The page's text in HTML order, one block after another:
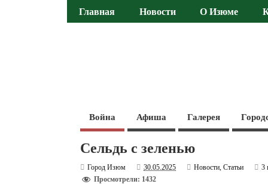
Главная Новости О Изюме
Война Афиша Галерея
Сельдь с зеленью
Город Изюм 30.05.2025 Новости,Статьи
3
Просмотрели: 1432